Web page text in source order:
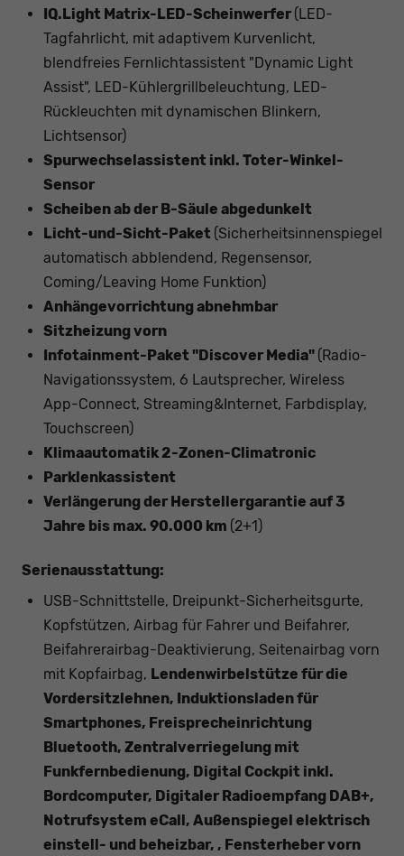
IQ.Light Matrix-LED-Scheinwerfer (LED-
Tagfahrlicht, mit adaptivem Kurvenlicht,
blendfreies Fernlichtassistent "Dynamic Light
Assist", LED-Kühlergrillbeleuchtung, LED-
Rückleuchten mit dynamischen Blinkern,
Lichtsensor)
Spurwechselassistent inkl. Toter-Winkel-
Sensor
Scheiben ab der B-Säule abgedunkelt
Licht-und-Sicht-Paket (Sicherheitsinnenspiegel
automatisch abblendend, Regensensor,
Coming/Leaving Home Funktion)
Anhängevorrichtung abnehmbar
Sitzheizung vorn
Infotainment-Paket "Discover Media" (Radio-
Navigationssystem, 6 Lautsprecher, Wireless
App-Connect, Streaming&Internet, Farbdisplay,
Touchscreen)
Klimaautomatik 2-Zonen-Climatronic
Parklenkassistent
Verlängerung der Herstellergarantie auf 3
Jahre bis max. 90.000 km (2+1)
Serienausstattung:
USB-Schnittstelle, Dreipunkt-Sicherheitsgurte,
Kopfstützen, Airbag für Fahrer und Beifahrer,
Beifahrerairbag-Deaktivierung, Seitenairbag vorn
mit Kopfairbag, Lendenwirbelstütze für die
Vordersitzlehnen, Induktionsladen für
Smartphones, Freisprecheinrichtung
Bluetooth, Zentralverriegelung mit
Funkfernbedienung, Digital Cockpit inkl.
Bordcomputer, Digitaler Radioempfang DAB+,
Notrufsystem eCall, Außenspiegel elektrisch
einstell- und beheizbar, , Fensterheber vorn